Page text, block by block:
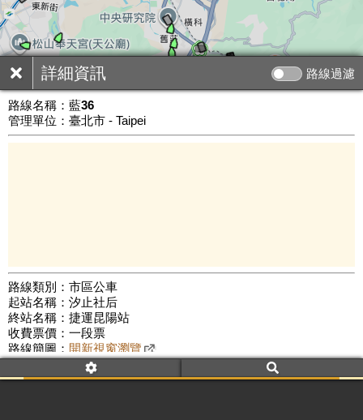
詳細資訊 路線過濾
路線名稱： 藍36
管理單位：臺北市 - Taipei
路線類別：市區公車
起站名稱：汐止社后
終站名稱：捷運昆陽站
收費票價：一段票
路線簡圖： 開新視窗瀏覽
附屬名稱：藍36